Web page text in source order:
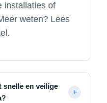
installaties of
weten? Lees
snelle en veilige